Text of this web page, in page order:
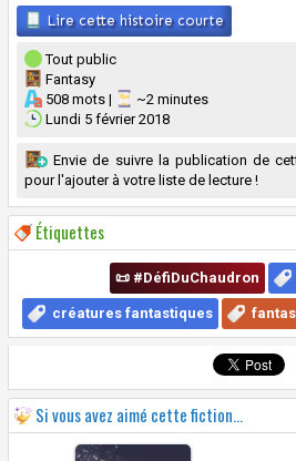
Lire cette histoire courte
Tout public
Fantasy
508 mots |
~2 minutes
Lundi 5 février 2018
Envie de suivre la publication de
pour l'ajouter à votre liste de lecture !
Étiquettes
📜 #DéfiDuChaudron
créatures fantastiques
Si vous avez aimé cette fiction...